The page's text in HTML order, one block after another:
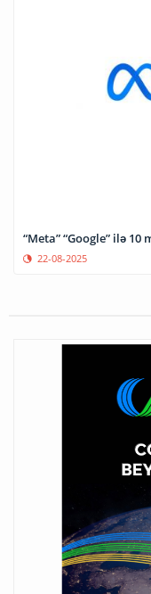
“Meta” “Google” ilə
22-08-2025